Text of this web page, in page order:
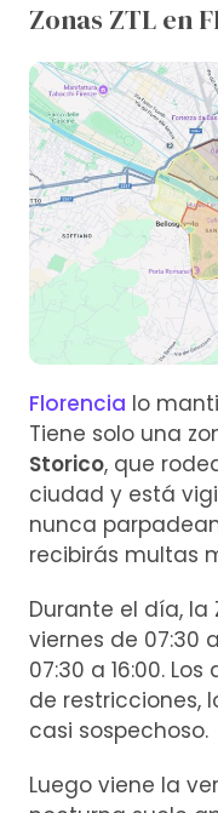
Zonas ZTL en
Florencia lo
Tiene solo una
Storico, que
ciudad y está
nunca
recibirás multas
Durante el día, la
viernes de 07:30
07:30 a 16:00.
de restricciones,
casi sospechoso.
Luego viene la